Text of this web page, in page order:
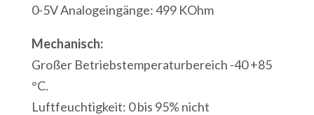
1
USB-
Anschluss
Menge
0-5V Analogeingänge: 499 KOhm
Mechanisch:
Großer Betriebstemperaturbereich -40 +85
°C.
Luftfeuchtigkeit: 0 bis 95% nicht